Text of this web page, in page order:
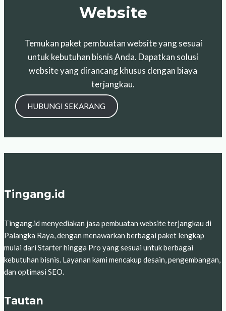
Website
Temukan paket pembuatan website yang sesuai
untuk kebutuhan bisnis Anda. Dapatkan solusi
website yang dirancang khusus dengan biaya
terjangkau.
HUBUNGI SEKARANG
Tingang.id
Tingang.id menyediakan jasa pembuatan website terjangkau di
Palangka Raya, dengan menawarkan berbagai paket lengkap
mulai dari Starter hingga Pro yang sesuai untuk berbagai
kebutuhan bisnis. Layanan kami mencakup desain, pengembangan,
dan optimasi SEO.
Tautan